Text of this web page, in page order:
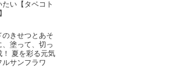
い【タベコト
のきせつとあそ
塗って、切っ
夏を彩る元気
サンフラワ